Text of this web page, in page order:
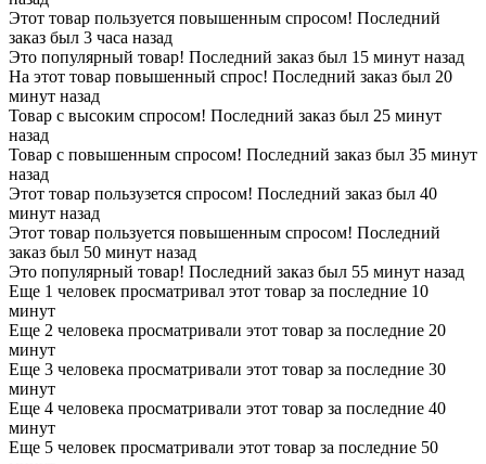
Этот товар пользуется повышенным спросом! Последний
заказ был 3 часа назад
Это популярный товар! Последний заказ был 15 минут назад
На этот товар повышенный спрос! Последний заказ был 20
минут назад
Товар с высоким спросом! Последний заказ был 25 минут
назад
Товар с повышенным спросом! Последний заказ был 35 минут
назад
Этот товар пользузется спросом! Последний заказ был 40
минут назад
Этот товар пользуется повышенным спросом! Последний
заказ был 50 минут назад
Это популярный товар! Последний заказ был 55 минут назад
Еще 1 человек просматривал этот товар за последние 10
минут
Еще 2 человека просматривали этот товар за последние 20
минут
Еще 3 человека просматривали этот товар за последние 30
минут
Еще 4 человека просматривали этот товар за последние 40
минут
Еще 5 человек просматривали этот товар за последние 50